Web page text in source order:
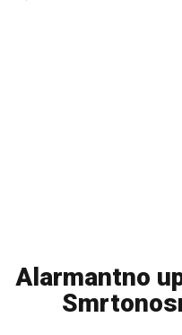
Alarmantno